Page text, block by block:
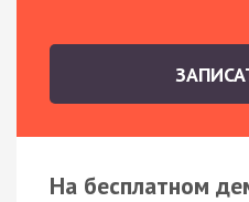
На бесплатном